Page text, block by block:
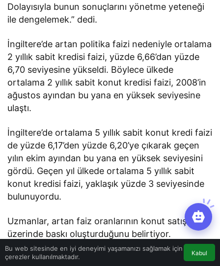
Dolayısıyla bunun sonuçlarını yönetme yeteneği
ile dengelemek.” dedi.
İngiltere’de artan politika faizi nedeniyle ortalama
2 yıllık sabit kredisi faizi, yüzde 6,66’dan yüzde
6,70 seviyesine yükseldi. Böylece ülkede
ortalama 2 yıllık sabit konut kredisi faizi, 2008’in
ağustos ayından bu yana en yüksek seviyesine
ulaştı.
İngiltere’de ortalama 5 yıllık sabit konut kredi faizi
de yüzde 6,17’den yüzde 6,20’ye çıkarak geçen
yılın ekim ayından bu yana en yüksek seviyesini
gördü. Geçen yıl ülkede ortalama 5 yıllık sabit
konut kredisi faizi, yaklaşık yüzde 3 seviyesinde
bulunuyordu.
Uzmanlar, artan faiz oranlarının konut satışları
üzerinde baskı oluşturduğunu belirtiyor.
Bu web sitesinde en iyi deneyimi yaşamanızı sağlamak için
çerezler kullanılmaktadır.
Kabul